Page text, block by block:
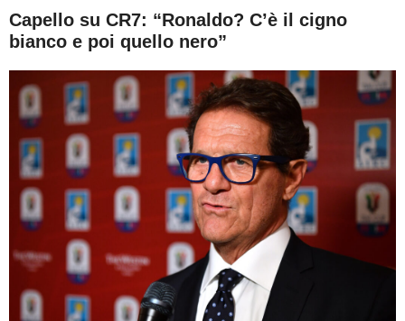
Capello su CR7: “Ronaldo? C’è il cigno
bianco e poi quello nero”